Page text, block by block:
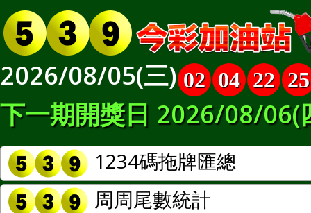
2026/08/05(三) 02 04 22 25
下一期開獎日 2026/08/06(
1234碼拖牌匯總
周周尾數統計